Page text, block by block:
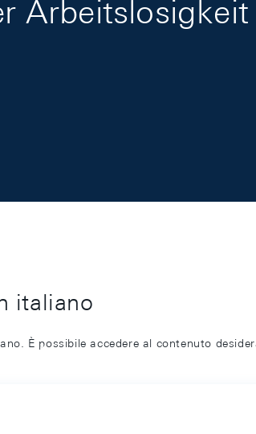
italiano
È possibile accedere al contenuto